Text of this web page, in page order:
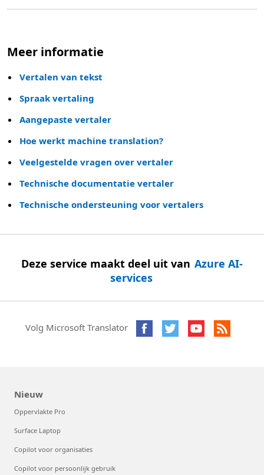
Meer informatie
Vertalen van tekst
Spraak vertaling
Aangepaste vertaler
Hoe werkt machine translation?
Veelgestelde vragen over vertaler
Technische documentatie vertaler
Technische ondersteuning voor vertalers
Deze service maakt deel uit van Azure AI-
services
Volg Microsoft Translator
Nieuw
Oppervlakte Pro
Surface Laptop
Copilot voor organisaties
Copilot voor persoonlijk gebruik